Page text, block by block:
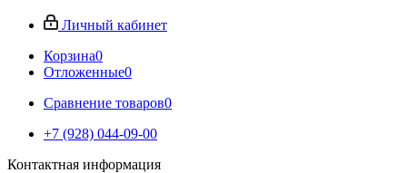
Личный кабинет
Корзина0
Отложенные0
Сравнение товаров0
+7 (928) 044-09-00
Контактная информация